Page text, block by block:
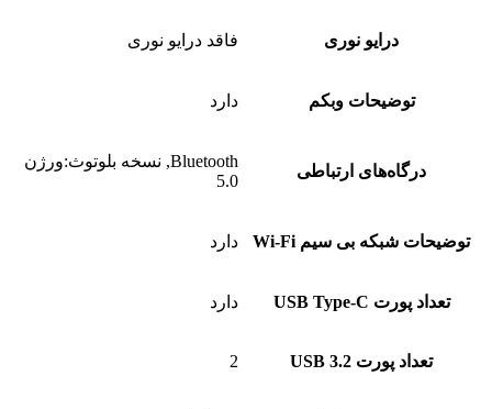
درایو نوری فاقد درایو نوری
توضیحات وبکم دارد
درگاه‌های ارتباطی
Bluetooth, نسخه بلوتوث:ورژن
5.0
توضیحات شبکه بی سیم Wi-Fi دارد
تعداد پورت USB Type-C دارد
تعداد پورت USB 3.2 2